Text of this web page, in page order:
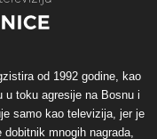
od 1992 godine, kao
u toku agresije na Bosnu i
samo kao televizija, jer je
mnogih nagrada,